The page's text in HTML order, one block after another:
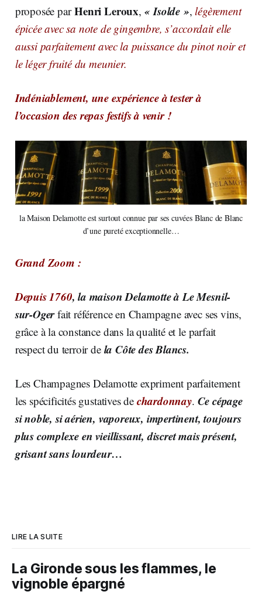
proposée parHenri Leroux, « Isolde », légèrement
épicée avec sa note de gingembre, s’accordait elle
aussi parfaitement avec la puissance du pinot noir et
le léger fruité du meunier.
Indéniablement, une expérience à tester à
l’occasion des repas festifs à venir !
la Maison Delamotte est surtout connue par ses cuvées Blanc de Blanc
d’une pureté exceptionnelle…
Grand Zoom :
Depuis 1760, la maison Delamotte à Le Mesnil-
sur-Ogerfait référence en Champagne avec ses vins,
grâce à la constance dans la qualité et le parfait
respect du terroir de la Côte des Blancs.
Les Champagnes Delamotte expriment parfaitement
les spécificités gustatives de chardonnay. Cecépage
si noble, si aérien, vaporeux, impertinent, toujours
plus complexe en vieillissant, discret mais présent,
grisant sans lourdeur…
LIRE LA SUITE
La Gironde sous les flammes, le
vignoble épargné